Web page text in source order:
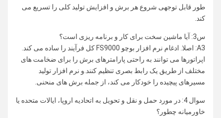
طور قابل توجهی شروع هر برش و افزایش تولید کلی را تسریع می
کند.
س3: آیا ماشین سخت برای کار و برنامه ریزی است؟
A3: اصلا. ادغام نرم افزار بوچو FS9000 کل فرآیند را ساده می کند.
اپراتورها می توانند به راحتی پارامترهای برش را برای ضخامت های
مختلف از طریق یک رابط بصری تنظیم کنند.و نرم افزار تولید
مسیرهای پیچیده را خودکار می کند، از جمله برش های منحنی.
سوال 4: در مورد حمل و نقل و تحویل به اتحادیه اروپا، ایالات متحده یا
خاورمیانه چطور؟